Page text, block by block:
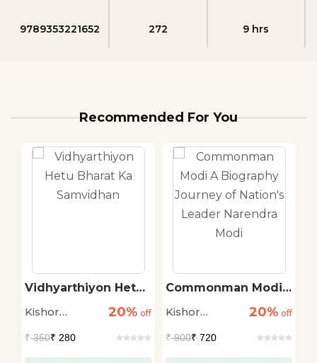
9789353221652 272 9 hrs
Recommended For You
Vidhyarthiyon Hetu
Samvidhan
Kishor
20% off
₹350₹ 280
Commonman Modi
Journey of Nation's
Modi
Kishor
20% off
₹900₹ 720